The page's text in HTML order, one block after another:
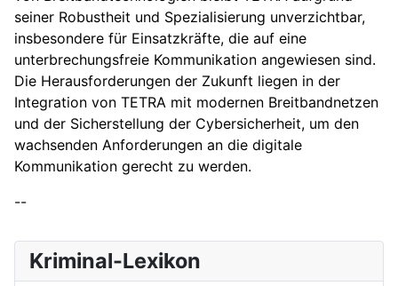
seiner Robustheit und Spezialisierung unverzichtbar,
insbesondere für Einsatzkräfte, die auf eine
unterbrechungsfreie Kommunikation angewiesen sind.
Die Herausforderungen der Zukunft liegen in der
Integration von TETRA mit modernen Breitbandnetzen
und der Sicherstellung der Cybersicherheit, um den
wachsenden Anforderungen an die digitale
Kommunikation gerecht zu werden.
--
Kriminal-Lexikon